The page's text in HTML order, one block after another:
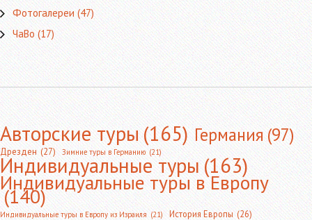
Фотогалереи(47)
ЧаВо(17)
Авторские туры(165) Германия(97)
Дрезден (27) Зимние туры в Германию (21)
Индивидуальные туры(163)
Индивидуальные туры в Европу
(140)
Индивидуальные туры в Европу из Израиля (21) История Европы (26)